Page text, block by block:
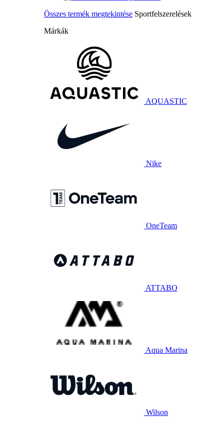
Összes termék megtekintése Sportfelszerelések
Márkák
AQUASTIC
Nike
OneTeam
ATTABO
Aqua Marina
Wilson